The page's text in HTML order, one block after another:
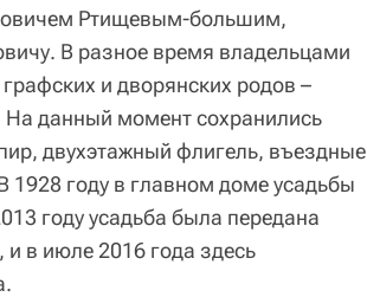
Ртищевым-большим,
В разное время владельцами
и дворянских родов –
данный момент сохранились
двухэтажный флигель, въездные
1928 году в главном доме усадьбы
году усадьба была передана
и в июле 2016 года здесь